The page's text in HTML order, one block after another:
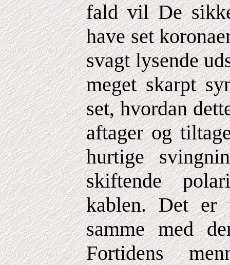
fald vil De
have set
svagt lysende
meget skarpt
set, hvordan
aftager og
hurtige
skiftende
kablen. Det er
samme med
Fortidens